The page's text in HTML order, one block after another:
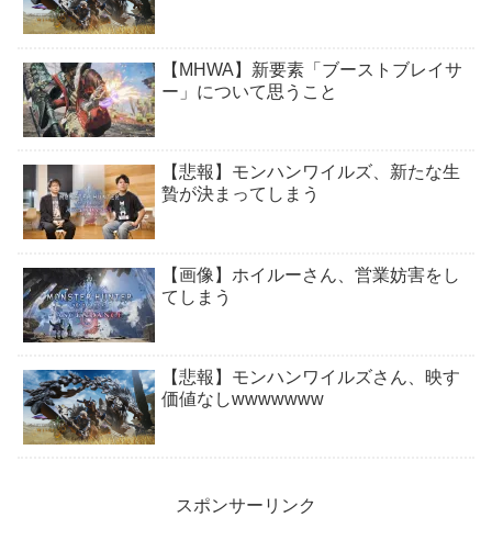
【MHWA】新要素「ブーストブレイサ
ー」について思うこと
【悲報】モンハンワイルズ、新たな生
贄が決まってしまう
【画像】ホイルーさん、営業妨害をし
てしまう
【悲報】モンハンワイルズさん、映す
価値なしwwwwwww
スポンサーリンク